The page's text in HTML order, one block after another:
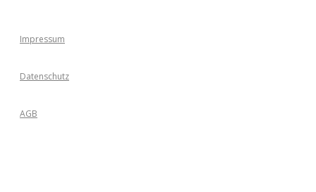
Impressum
Datenschutz
AGB